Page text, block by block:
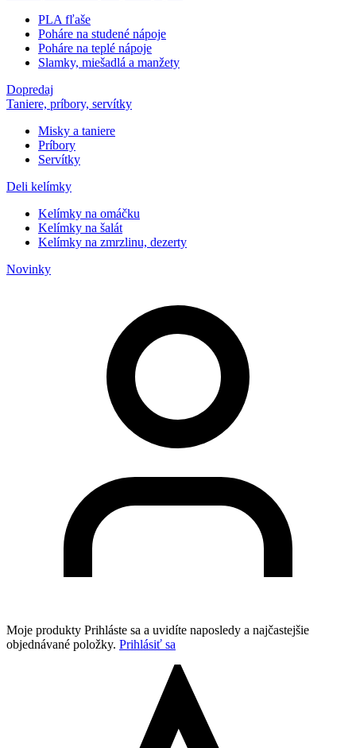
PLA fľaše
Poháre na studené nápoje
Poháre na teplé nápoje
Slamky, miešadlá a manžety
Dopredaj
Taniere, príbory, servítky
Misky a taniere
Príbory
Servítky
Deli kelímky
Kelímky na omáčku
Kelímky na šalát
Kelímky na zmrzlinu, dezerty
Novinky
Moje produkty Prihláste sa a uvidíte naposledy a najčastejšie
objednávané položky. Prihlásiť sa